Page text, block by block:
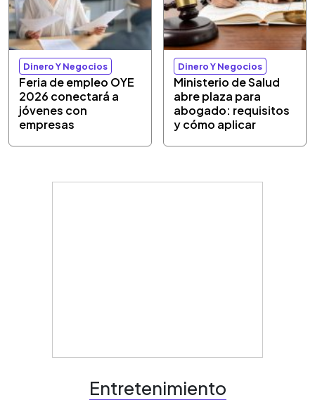
Dinero Y Negocios
Feria de empleo OYE
2026 conectará a
jóvenes con
empresas
Dinero Y Negocios
Ministerio de Salud
abre plaza para
abogado: requisitos
y cómo aplicar
Entretenimiento